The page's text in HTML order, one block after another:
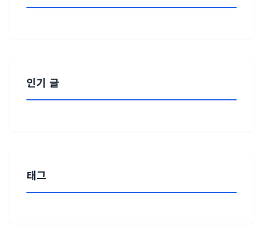
인기 글
태그